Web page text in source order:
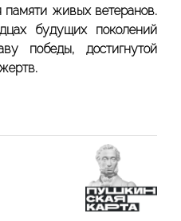
памяти живых ветеранов.
будущих поколений
победы, достигнутой